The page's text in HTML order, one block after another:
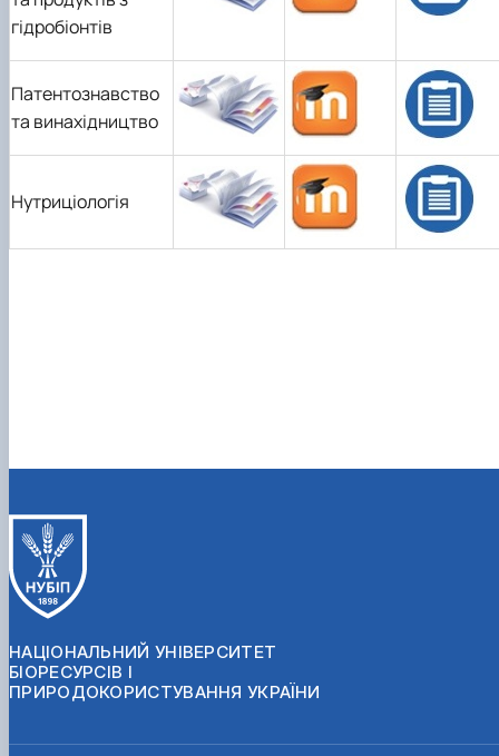
гідробіонтів
Патентознавство
та винахідництво
Нутриціологія
НАЦІОНАЛЬНИЙ УНІВЕРСИТЕТ
БІОРЕСУРСІВ І
ПРИРОДОКОРИСТУВАННЯ УКРАЇНИ